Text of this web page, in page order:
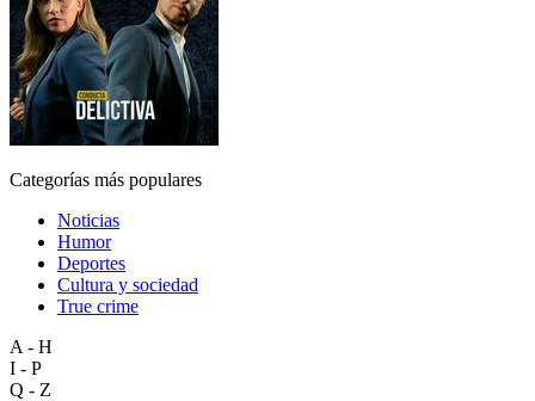
Categorías más populares
Noticias
Humor
Deportes
Cultura y sociedad
True crime
A - H
I - P
Q - Z